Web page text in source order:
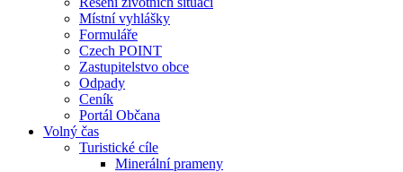
Místní vyhlášky
Formuláře
Czech POINT
Zastupitelstvo obce
Odpady
Ceník
Portál Občana
Volný čas
Turistické cíle
Minerální prameny